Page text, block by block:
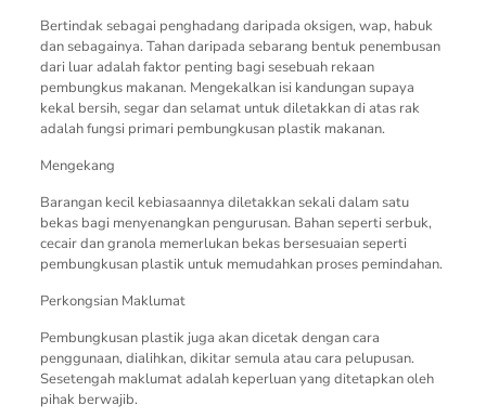
Bertindak sebagai penghadang daripada oksigen, wap, habuk
dan sebagainya. Tahan daripada sebarang bentuk penembusan
dari luar adalah faktor penting bagi sesebuah rekaan
pembungkus makanan. Mengekalkan isi kandungan supaya
kekal bersih, segar dan selamat untuk diletakkan di atas rak
adalah fungsi primari pembungkusan plastik makanan.
Mengekang
Barangan kecil kebiasaannya diletakkan sekali dalam satu
bekas bagi menyenangkan pengurusan. Bahan seperti serbuk,
cecair dan granola memerlukan bekas bersesuaian seperti
pembungkusan plastik untuk memudahkan proses pemindahan.
Perkongsian Maklumat
Pembungkusan plastik juga akan dicetak dengan cara
penggunaan, dialihkan, dikitar semula atau cara pelupusan.
Sesetengah maklumat adalah keperluan yang ditetapkan oleh
pihak berwajib.